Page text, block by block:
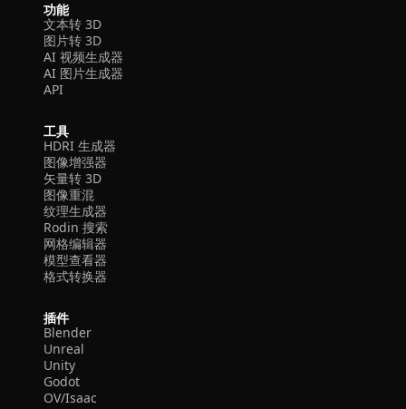
功能
文本转 3D
图片转 3D
AI 视频生成器
AI 图片生成器
API
工具
HDRI 生成器
图像增强器
矢量转 3D
图像重混
纹理生成器
Rodin 搜索
网格编辑器
模型查看器
格式转换器
插件
Blender
Unreal
Unity
Godot
OV/Isaac